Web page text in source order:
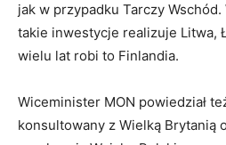
jak w przypadku Tarczy Wschód.
takie inwestycje realizuje Litwa,
wielu lat robi to Finlandia.
Wiceminister MON powiedział
konsultowany z Wielką Brytanią